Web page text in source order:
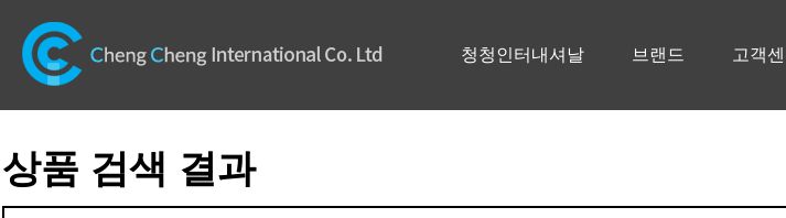
청청인터내셔날 브랜드 고객
상품 검색 결과